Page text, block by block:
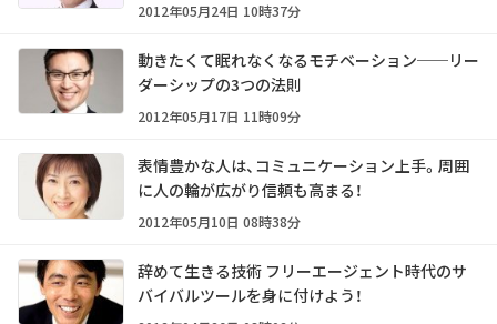
2012年05月24日 10時37分
動きたくて眠れなくなるモチベーション──リー
ダーシップの3つの法則
2012年05月17日 11時09分
表情豊かな人は、コミュニケーション上手。周囲
に人の輪が広がり信頼も高まる！
2012年05月10日 08時38分
辞めて生きる技術 フリーエージェント時代のサ
バイバルツールを身に付けよう！